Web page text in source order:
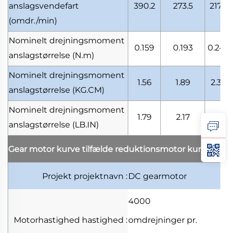
anslagsvendefart
(omdr./min)
390.2 273.5 217.7
Nominelt drejningsmoment
anslagstørrelse (N.m)
0.159 0.193
Nominelt drejningsmoment
anslagstørrelse (KG.CM)
1.56 1.89 2.37
Nominelt drejningsmoment
anslagstørrelse (LB.IN)
1.79 2.17
Gear motor kurve tilfælde reduktionsmotor kurve
Projekt projektnavn :DC gearmotor
Motorhastighed hastighed :
4000
omdrejninger pr.